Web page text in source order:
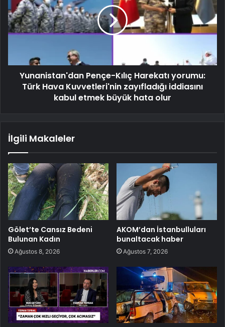
Yunanistan'dan Pençe-Kılıç Harekatı yorumu:
Türk Hava Kuvvetleri'nin zayıfladığı iddiasını
kabul etmek büyük hata olur
İlgili Makaleler
Gölet’te Cansız Bedeni
Bulunan Kadın
Ağustos 8, 2026
AKOM’dan İstanbulluları
bunaltacak haber
Ağustos 7, 2026